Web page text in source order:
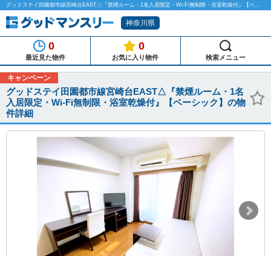
グッドステイ田園都市線宮崎台EAST△『禁煙ルーム・1名入居限定・Wi-Fi無制限・浴室乾燥付』【ベーシック】のマンスリーマンション物件詳細「グッドマンスリー」
神奈川県
0
最近見た物件
0
お気に入り物件 検索メニュー
キャンペーン
グッドステイ田園都市線宮崎台EAST△『禁煙ルーム・1名
入居限定・Wi-Fi無制限・浴室乾燥付』【ベーシック】の物
件詳細